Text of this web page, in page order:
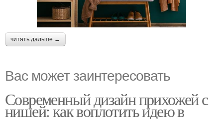
читать дальше →
Вас может заинтересовать
Современный дизайн прихожей с
нишей: как воплотить идею в